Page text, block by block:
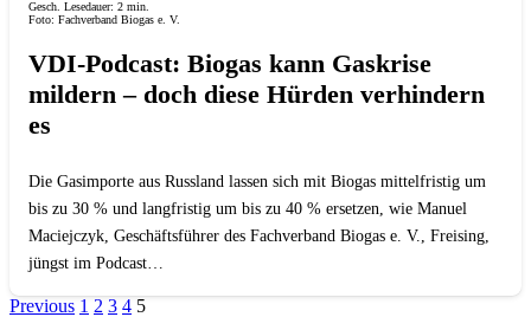
Gesch. Lesedauer: 2 min.
Foto: Fachverband Biogas e. V.
VDI-Podcast: Biogas kann Gaskrise
mildern – doch diese Hürden verhindern
es
Die Gasimporte aus Russland lassen sich mit Biogas mittelfristig um
bis zu 30 % und langfristig um bis zu 40 % ersetzen, wie Manuel
Maciejczyk, Geschäftsführer des Fachverband Biogas e. V., Freising,
jüngst im Podcast…
Previous 1 2 3 4 5